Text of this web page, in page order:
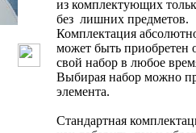
из комплектующих
без лишних предметов.
Комплектация
может быть приобретен
свой набор в любое
Выбирая набор можно
элемента.
Стандартная